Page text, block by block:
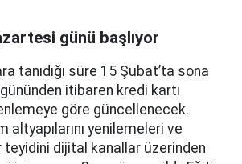
günü başlıyor
tanıdığı süre 15 Şubat’ta sona
itibaren kredi kartı
göre güncellenecek.
altyapılarını yenilemeleri ve
dijital kanallar üzerinden